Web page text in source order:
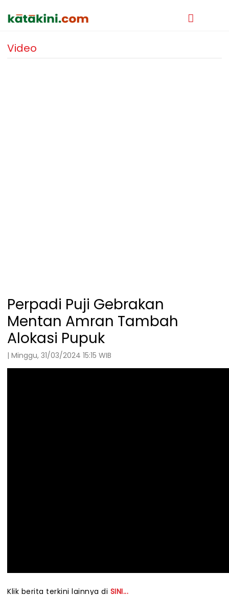
Video
Perpadi Puji Gebrakan
Mentan Amran Tambah
Alokasi Pupuk
| Minggu, 31/03/2024 15:15 WIB
Klik berita terkini lainnya di SINI...